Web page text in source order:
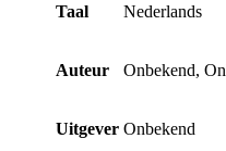
Taal Nederlands
Auteur Onbekend,
Uitgever Onbekend